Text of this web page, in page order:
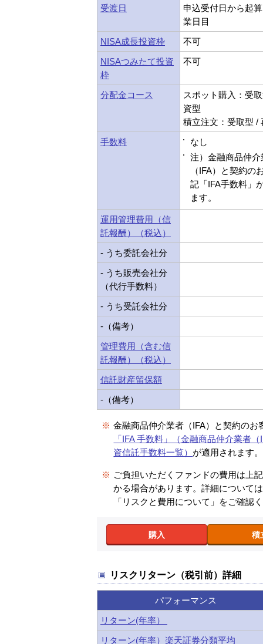
受渡日
申込受付日から起
業日目
NISA成長投資枠
不可
NISAつみたて投資
枠
不可
分配金コース
スポット購入：受
資型
積立注文：受取型 /
手数料
なし
注）金融商品仲介
（IFA）と契約の
記「IFA手数料」
ます。
運用管理費用（信
託報酬）（税込）
- うち委託会社分
- うち販売会社分
（代行手数料）
- うち受託会社分
-（備考）
管理費用（含む信
託報酬）（税込）
信託財産留保額
-（備考）
※ 金融商品仲介業者（IFA）と契約のお
「IFA 手数料」（金融商品仲介業者
資信託手数料一覧） が適用されます。
※ ご負担いただくファンドの費用は上
かる場合があります。詳細について
「リスクと費用について」をご確認
購入 積
リスクリターン（税引前）詳細
パフォーマンス
リターン(年率）
リターン(年率）楽天証券分類平均